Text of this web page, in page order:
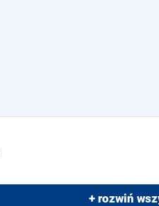
+ rozwiń